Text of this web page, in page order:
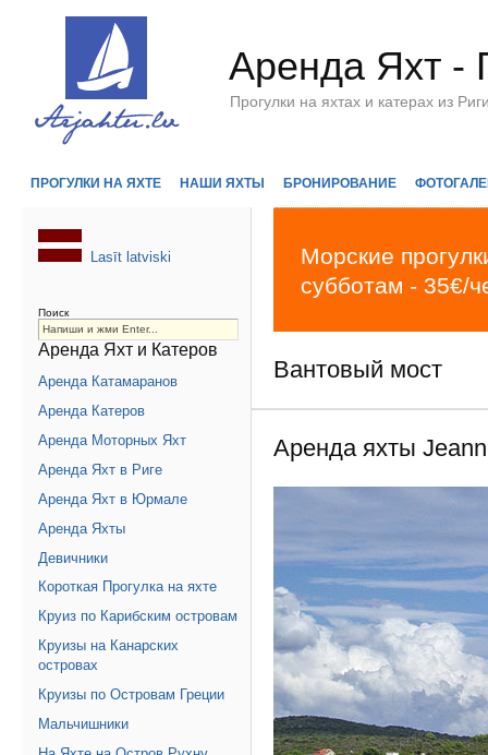
Аренда Яхт -
Прогулки на яхтах и катерах из
ПРОГУЛКИ НА ЯХТЕ НАШИ ЯХТЫ БРОНИРОВАНИЕ
Морские
субботам - 35€/
Вантовый мост
Аренда яхты
Lasīt latviski
Поиск
Аренда Яхт и Катеров
Аренда Катамаранов
Аренда Катеров
Аренда Моторных Яхт
Аренда Яхт в Риге
Аренда Яхт в Юрмале
Аренда Яхты
Девичники
Короткая Прогулка на яхте
Круиз по Карибским островам
Круизы на Канарских
островах
Круизы по Островам Греции
Мальчишники